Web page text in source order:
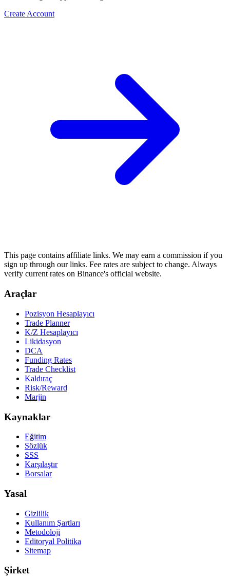
Create Account
This page contains affiliate links. We may earn a commission if you
sign up through our links. Fee rates are subject to change. Always
verify current rates on Binance's official website.
Araçlar
Pozisyon Hesaplayıcı
Trade Planner
K/Z Hesaplayıcı
Likidasyon
DCA
Funding Rates
Trade Checklist
Kaldıraç
Risk/Reward
Marjin
Kaynaklar
Eğitim
Sözlük
SSS
Karşılaştır
Borsalar
Yasal
Gizlilik
Kullanım Şartları
Metodoloji
Editoryal Politika
Sitemap
Şirket